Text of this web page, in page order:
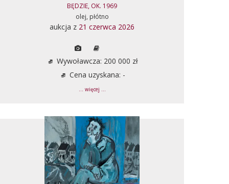
BĘDZIE, OK. 1969
olej, płótno
aukcja z 21 czerwca 2026
Wywoławcza: 200 000 zł
Cena uzyskana: -
... więcej ...